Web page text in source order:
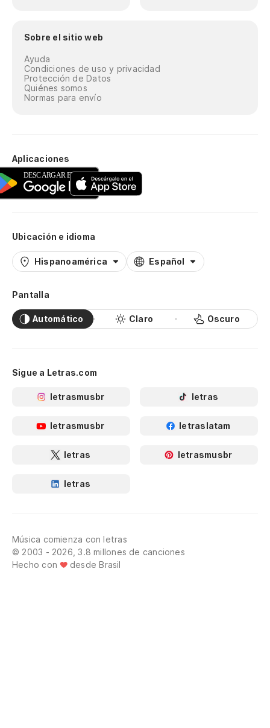
Sobre el sitio web
Ayuda
Condiciones de uso y privacidad
Protección de Datos
Quiénes somos
Normas para envío
Aplicaciones
Ubicación e idioma
Hispanoamérica Español
Pantalla
Automático Claro Oscuro
Sigue a Letras.com
letrasmusbr letras
letrasmusbr letraslatam
letras letrasmusbr
letras
Música comienza con letras
© 2003 - 2026, 3.8 millones de canciones
Hecho con
desde Brasil